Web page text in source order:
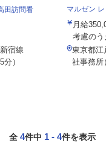
田訪問看
宿線
）
マルゼン
月給
考慮のう
東京都江
社事務所
全 4件中 1 - 4件を表示